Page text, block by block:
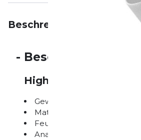
Beschreibung
- Beschreibung
Highlights auf einen
Gewicht: 100 g
Materialtechnologie:
Feuchtigkeitsleitend und
Anatomische Passform für